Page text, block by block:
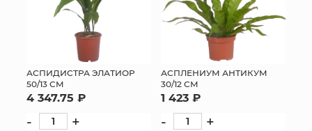
АСПИДИСТРА ЭЛАТИОР
50/13 СМ
4 347.75 ₽
- +
АСПЛЕНИУМ АНТИКУМ
30/12 СМ
1 423 ₽
- +